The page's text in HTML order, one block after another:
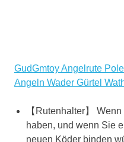
GudGmtoy Angelrute
Angeln Wader Gürtel
【Rutenhalter】
haben, und wenn Sie
neuen Köder binden